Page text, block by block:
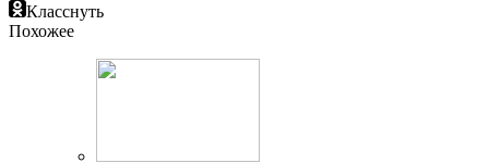
Класснуть
Похожее